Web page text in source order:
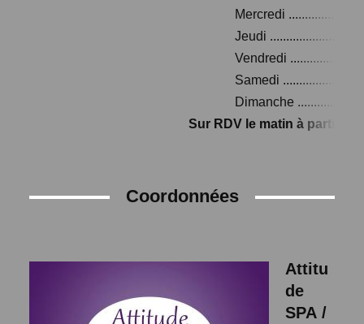
Mercredi
Jeudi
Vendredi
Samedi
Dimanche
Sur RDV le matin à partir
Coordonnées
Attitu
de
SPA /